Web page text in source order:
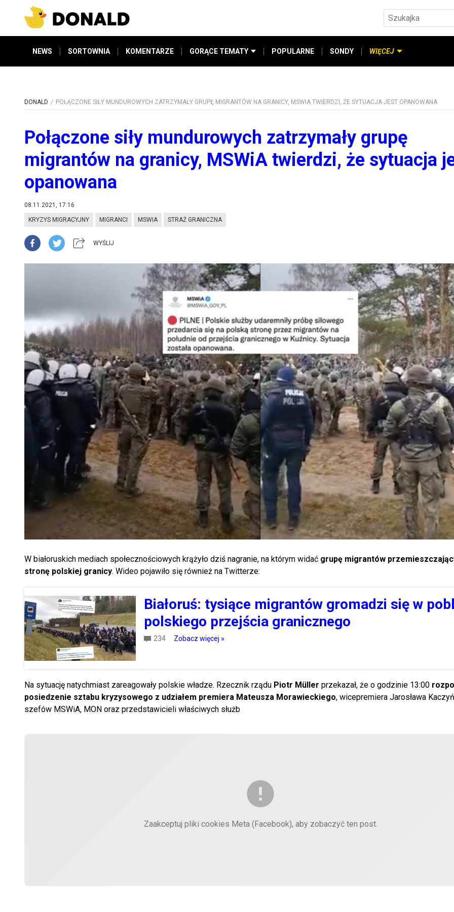
NEWS SORTOWNIA KOMENTARZE GORĄCE TEMATY POPULARNE SONDY WIĘCEJ
DONALD POŁĄCZONE SIŁY MUNDUROWYCH ZATRZYMAŁY GRUPĘ MIGRANTÓW NA GRANICY, MSWIA TWIERDZI, ŻE SYTUACJA JEST OPANOWANA
Połączone siły mundurowych zatrzymały grupę
migrantów na granicy, MSWiA twierdzi, że sytuacja
opanowana
08.11.2021, 17:16
KRYZYS MIGRACYJNY MIGRANCI MSWIA STRAŻ GRANICZNA
WYŚLIJ
W białoruskich mediach społecznościowych krążyło dziś nagranie, na którym widać grupę migrantów
stronę polskiej granicy. Wideo pojawiło się również na Twitterze:
Białoruś: tysiące migrantów gromadzi się w
polskiego przejścia granicznego
234 Zobacz więcej »
Na sytuację natychmiast zareagowały polskie władze. Rzecznik rządu Piotr Müller przekazał, że o godzinie 13:00
posiedzenie sztabu kryzysowego z udziałem premiera Mateusza Morawieckiego, wicepremiera Jarosława
szefów MSWiA, MON oraz przedstawicieli właściwych służb
Zaakceptuj pliki cookies Meta (Facebook), aby zobaczyć ten post.